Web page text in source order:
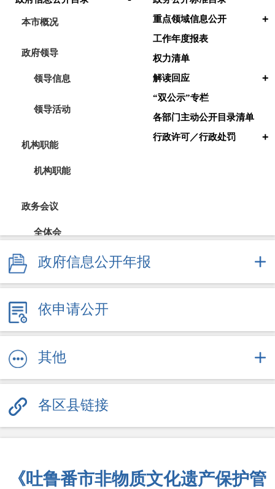
本市概况
政府领导
领导信息
领导活动
机构职能
机构职能
政务会议
全体会
常务会
直达资金
统计信息
重点领域信息公开
+
工作年度报表
权力清单
解读回应
+
“双公示”专栏
各部门主动公开目录清单
行政许可／行政处罚
+
政府信息公开年报
依申请公开
其他
各区县链接
《吐鲁番市非物质文化遗产保护管